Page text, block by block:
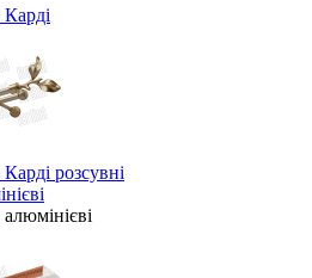
розсувні